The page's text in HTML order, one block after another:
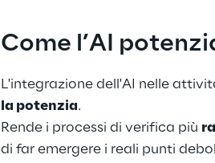
Come l’AI
L'integrazione dell'AI nelle
la potenzia.
Rende i processi di verifica più
di far emergere i reali punti